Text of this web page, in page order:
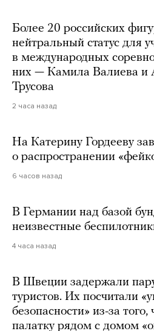
Более 20 российских
нейтральный статус для
в международных
них — Камила Валиева и
Трусова
2 часа назад
На Катерину Гордееву
о распространении
6 часов назад
В Германии над базой
неизвестные
4 часа назад
В Швеции задержали
туристов. Их посчитали
безопасности» из-за
палатку рядом с домом